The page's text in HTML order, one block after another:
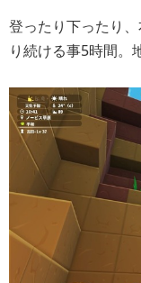
登ったり下ったり
り続ける事5時間。